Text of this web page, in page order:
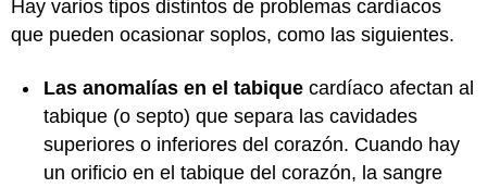
Hay varios tipos distintos de problemas cardíacos
que pueden ocasionar soplos, como las siguientes.
Las anomalías en el tabique cardíaco afectan al
tabique (o septo) que separa las cavidades
superiores o inferiores del corazón. Cuando hay
un orificio en el tabique del corazón, la sangre